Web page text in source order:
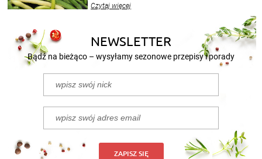
nasze propozycje!
Czytaj więcej
NEWSLETTER
Bądź na bieżąco – wysyłamy sezonowe przepisy i porady
ZAPISZ SIĘ